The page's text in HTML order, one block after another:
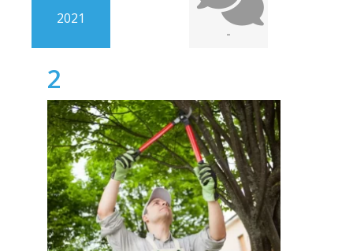
2021
-
2